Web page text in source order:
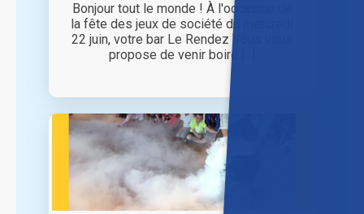
Bonjour tout le monde ! À l'occasion de
la fête des jeux de société du mercredi
22 juin, votre bar Le Rendez Vous vous
propose de venir boire [...]